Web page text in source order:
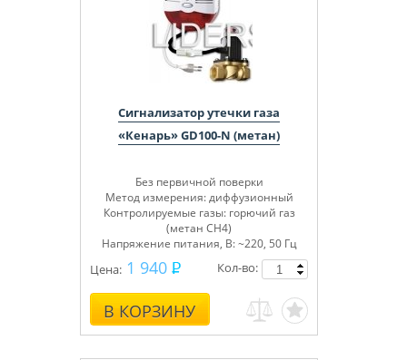
Сигнализатор утечки газа
«Кенарь» GD100-N (метан)
Без первичной поверки
Метод измерения: диффузионный
Контролируемые газы: горючий газ
(метан СН4)
Напряжение питания, В: ~220, 50 Гц
Сертифицирован
Цена: 1 940
В КОРЗИНУ
Кол-во: